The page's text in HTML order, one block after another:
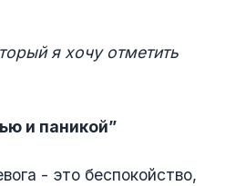
я хочу отметить
и паникой”
- это беспокойство,